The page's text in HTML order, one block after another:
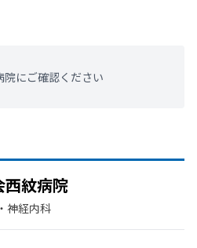
院にご確認ください
西紋病院
神経内科